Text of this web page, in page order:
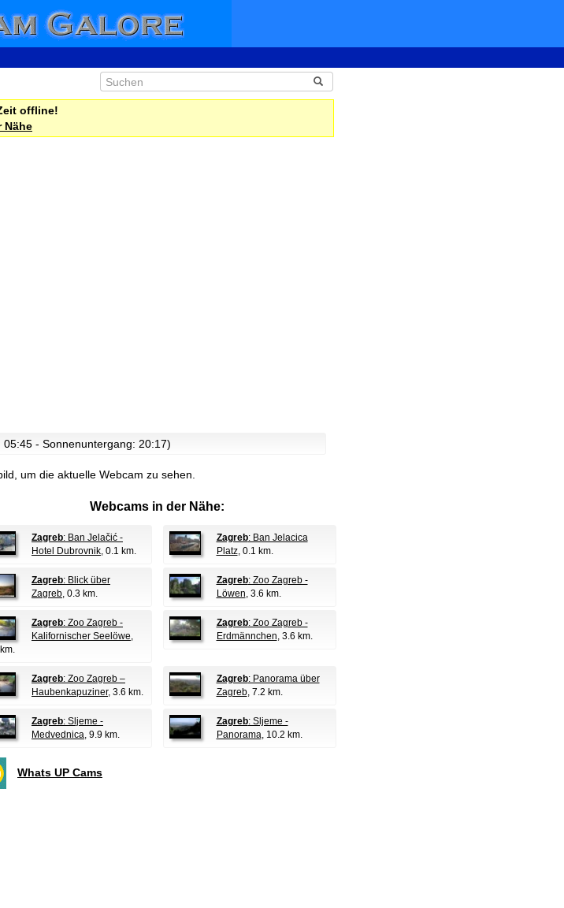
offline!
Nähe
- Sonnenuntergang: 20:17)
um die aktuelle Webcam zu sehen.
Webcams in der Nähe:
Zagreb: Ban Jelačić -
Hotel Dubrovnik, 0.1 km.
Zagreb: Ban Jelacica
Platz, 0.1 km.
Zagreb: Blick über
Zagreb, 0.3 km.
Zagreb: Zoo Zagreb -
Löwen, 3.6 km.
Zagreb: Zoo Zagreb -
Kalifornischer Seelöwe,
Zagreb: Zoo Zagreb -
Erdmännchen, 3.6 km.
Zagreb: Zoo Zagreb –
Haubenkapuziner, 3.6 km.
Zagreb: Panorama über
Zagreb, 7.2 km.
Zagreb: Sljeme -
Medvednica, 9.9 km.
Zagreb: Sljeme -
Panorama, 10.2 km.
Whats UP Cams